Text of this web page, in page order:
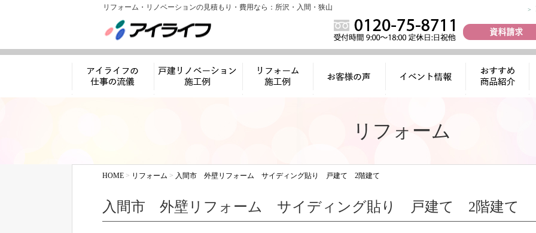
リフォーム・リノベーションの見積もり・費用なら：所沢・入間・狭山
リフォーム
HOME> リフォーム > 入間市 外壁リフォーム サイディング貼り 戸建て 2階建て
入間市 外壁リフォーム サイディング貼り 戸建て 2階建て